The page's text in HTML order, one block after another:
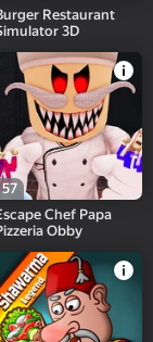
Restaurant
3D
57
Chef Papa
Obby